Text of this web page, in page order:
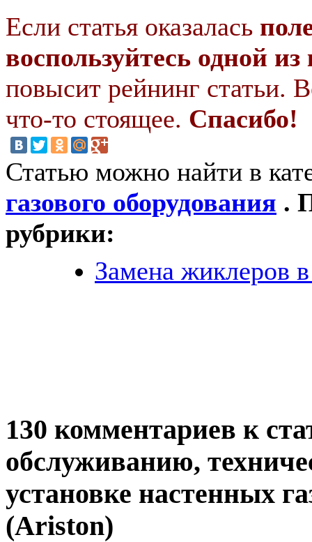
Если статья оказалась
воспользуйтесь одной
повысит рейнинг статьи.
что-то стоящее. Спасибо!
Статью можно найти в
газового оборудования .
рубрики:
Замена жиклеров
130 комментариев к
обслуживанию,
установке настенных
(Ariston)